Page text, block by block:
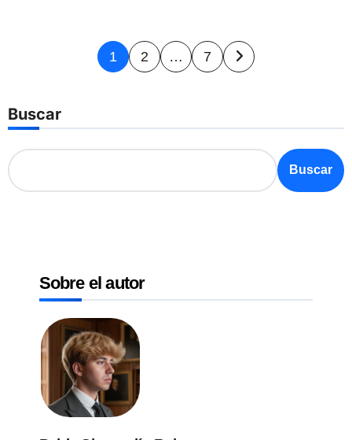
Paginación
1 2 … 7
Buscar
Buscar
Sobre el autor